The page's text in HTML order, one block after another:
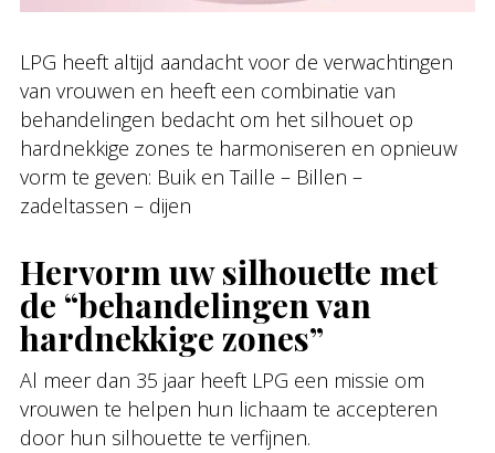
LPG heeft altijd aandacht voor de verwachtingen
van vrouwen en heeft een combinatie van
behandelingen bedacht om het silhouet op
hardnekkige zones te harmoniseren en opnieuw
vorm te geven: Buik en Taille – Billen –
zadeltassen – dijen
Hervorm uw silhouette met
de “behandelingen van
hardnekkige zones”
Al meer dan 35 jaar heeft LPG een missie om
vrouwen te helpen hun lichaam te accepteren
door hun silhouette te verfijnen.